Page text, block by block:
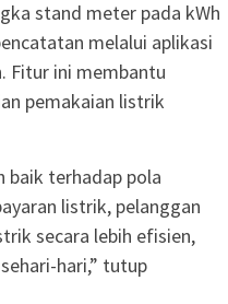
stand meter pada kWh
melalui aplikasi
Fitur ini membantu
pemakaian listrik
baik terhadap pola
listrik, pelanggan
secara lebih efisien,
hari,” tutup